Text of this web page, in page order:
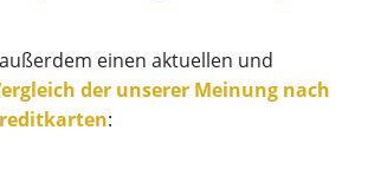
einen aktuellen und
der unserer Meinung nach
: